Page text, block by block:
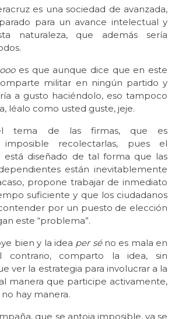
es una sociedad de avanzada,
para un avance intelectual y
naturaleza, que además sería
es que aunque dice que en este
militar en ningún partido y
a gusto haciéndolo, eso tampoco
léalo como usted guste, jeje.
tema de las firmas, que es
imposible recolectarlas, pues el
está diseñado de tal forma que las
están inevitablemente
propone trabajar de inmediato
suficiente y que los ciudadanos
por un puesto de elección
este “problema”.
bien y la idea per séno es mala en
contrario, comparto la idea, sin
ver la estrategia para involucrar a la
manera que participe activamente,
hay manera.
que se antoja imposible, ya se